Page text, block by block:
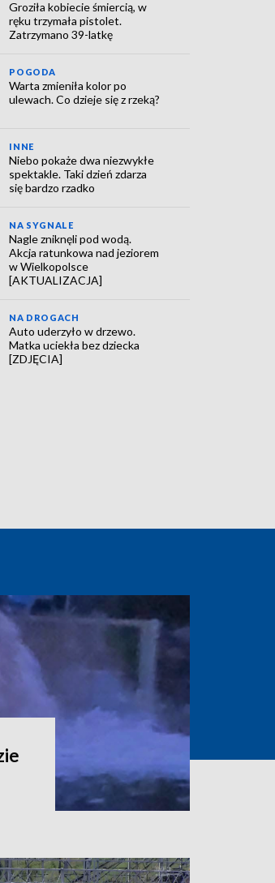
Groziła kobiecie śmiercią, w
ręku trzymała pistolet.
Zatrzymano 39-latkę
POGODA
Warta zmieniła kolor po
ulewach. Co dzieje się z rzeką?
INNE
Niebo pokaże dwa niezwykłe
spektakle. Taki dzień zdarza
się bardzo rzadko
NA SYGNALE
Nagle zniknęli pod wodą.
Akcja ratunkowa nad jeziorem
w Wielkopolsce
[AKTUALIZACJA]
NA DROGACH
Auto uderzyło w drzewo.
Matka uciekła bez dziecka
[ZDJĘCIA]